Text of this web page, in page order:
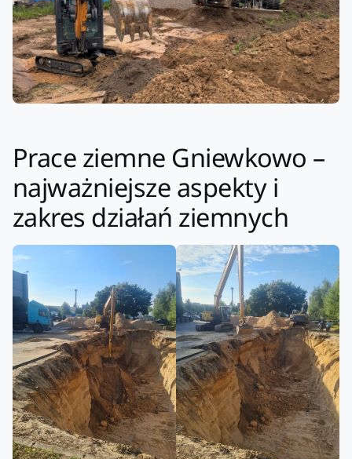
Prace ziemne Gniewkowo –
najważniejsze aspekty i
zakres działań ziemnych